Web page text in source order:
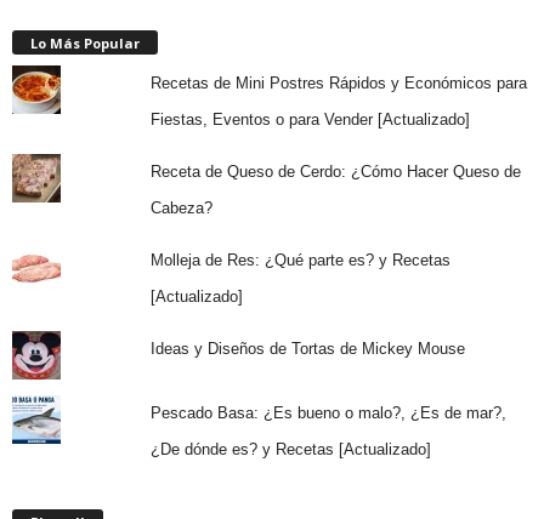
Lo Más Popular
Recetas de Mini Postres Rápidos y Económicos para
Fiestas, Eventos o para Vender [Actualizado]
Receta de Queso de Cerdo: ¿Cómo Hacer Queso de
Cabeza?
Molleja de Res: ¿Qué parte es? y Recetas
[Actualizado]
Ideas y Diseños de Tortas de Mickey Mouse
Pescado Basa: ¿Es bueno o malo?, ¿Es de mar?,
¿De dónde es? y Recetas [Actualizado]